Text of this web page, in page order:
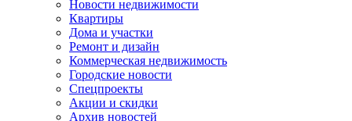
Новости недвижимости
Квартиры
Дома и участки
Ремонт и дизайн
Коммерческая недвижимость
Городские новости
Спецпроекты
Акции и скидки
Архив новостей